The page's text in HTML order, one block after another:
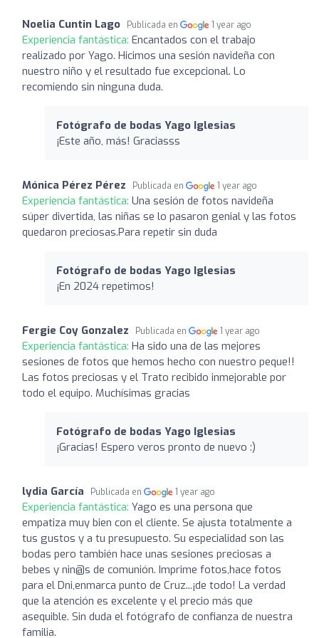
Noelia Cuntin Lago Publicada en 1 year ago
Experiencia fantástica: Encantados con el trabajo
realizado por Yago. Hicimos una sesión navideña con
nuestro niño y el resultado fue excepcional. Lo
recomiendo sin ninguna duda.
Fotógrafo de bodas Yago Iglesias
¡Este año, más! Graciasss
Mónica Pérez Pérez Publicada en 1 year ago
Experiencia fantástica: Una sesión de fotos navideña
súper divertida, las niñas se lo pasaron genial y las fotos
quedaron preciosas.Para repetir sin duda
Fotógrafo de bodas Yago Iglesias
¡En 2024 repetimos!
Fergie Coy Gonzalez Publicada en 1 year ago
Experiencia fantástica: Ha sido una de las mejores
sesiones de fotos que hemos hecho con nuestro peque!!
Las fotos preciosas y el Trato recibido inmejorable por
todo el equipo. Muchísimas gracias
Fotógrafo de bodas Yago Iglesias
¡Gracias! Espero veros pronto de nuevo :)
lydia García Publicada en 1 year ago
Experiencia fantástica: Yago es una persona que
empatiza muy bien con el cliente. Se ajusta totalmente a
tus gustos y a tu presupuesto. Su especialidad son las
bodas pero también hace unas sesiones preciosas a
bebes y nin@s de comunión. Imprime fotos,hace fotos
para el Dni,enmarca punto de Cruz...¡de todo! La verdad
que la atención es excelente y el precio más que
asequible. Sin duda el fotógrafo de confianza de nuestra
familia.